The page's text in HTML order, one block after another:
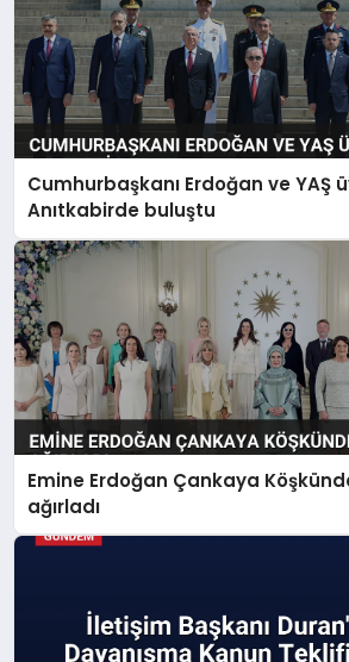
Cumhurbaşkanı Erdoğan ve YAŞ
Anıtkabirde buluştu
Emine Erdoğan Çankaya
ağırladı